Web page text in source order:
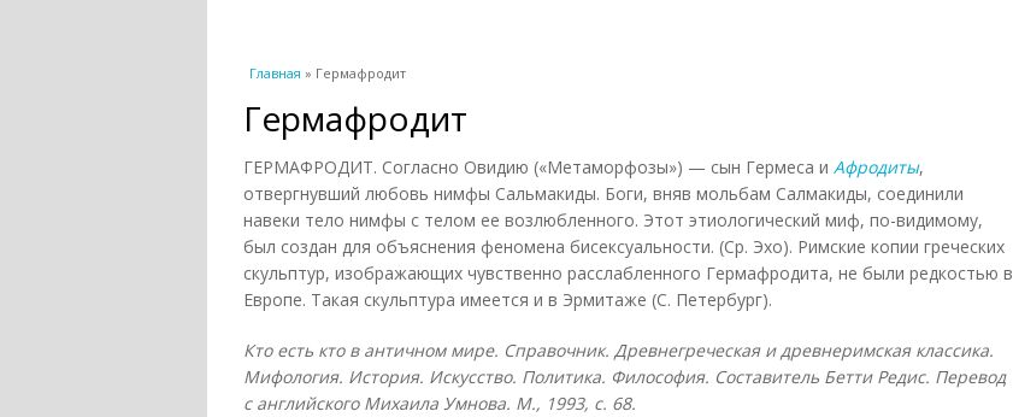
Вы здесь
Главная » Гермафродит
Гермафродит
ГЕРМАФРОДИТ. Согласно Овидию («Метаморфозы») — сын Гермеса и Афродиты,
отвергнувший любовь нимфы Сальмакиды. Боги, вняв мольбам Салмакиды, соединили
навеки тело нимфы с телом ее возлюбленного. Этот этиологический миф, по-видимому,
был создан для объяснения феномена бисексуальности. (Ср. Эхо). Римские копии греческих
скульптур, изображающих чувственно расслабленного Гермафродита, не были редкостью в
Европе. Такая скульптура имеется и в Эрмитаже (С. Петербург).
Кто есть кто в античном мире. Справочник. Древнегреческая и древнеримская классика.
Мифология. История. Искусство. Политика. Философия. Составитель Бетти Редис. Перевод
с английского Михаила Умнова. М., 1993, с. 68.